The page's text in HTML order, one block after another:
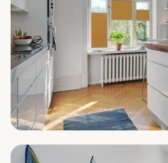
Küche